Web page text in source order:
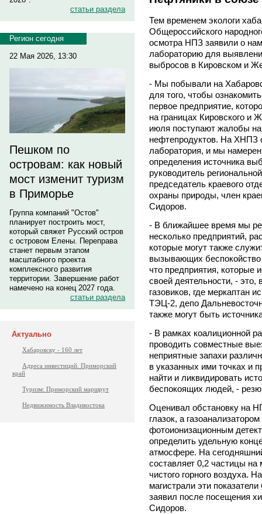
статьи раздела
Регион сегодня
22 Мая 2026, 13:30
Пешком по
островам: как новый
мост изменит туризм
в Приморье
Группа компаний "Остов"
планирует построить мост,
который свяжет Русский остров
с островом Елены. Переправа
станет первым этапом
масштабного проекта
комплексного развития
территории. Завершение работ
намечено на конец 2027 года.
статьи раздела
Актуально
Хабаровску - 160 лет
Адреса инвестиций. Приморский
край
Туризм: Приморский маршрут
Недвижимость Владивостока
Тем временем экологи
Общероссийского
осмотра НПЗ заявили о
лабораторию для
выбросов в Кировском и
- Мы побывали на
для того, чтобы
первое предприятие,
на границах Кировского и
июля поступают жалобы на
нефтепродуктов. На ХНПЗ
лаборатория, и мы
определения источника
руководитель
председатель краевого
охраны природы, член
Сидоров.
- В ближайшее время мы
несколько предприятий,
которые могут также
вызывающих беспокойство
что предприятия, которые
своей деятельности, - это,
газовиков, где меркаптан
ТЭЦ-2, депо
также могут быть
- В рамках коалиционной
проводить совместные
неприятные запахи
в указанных ими точках и
найти и ликвидировать
беспокоящих людей, -
Оценивал обстановку на
глазок, а
фотоионизационным
определить удельную
атмосфере. На
составляет 0,2 частицы на
чистого горного воздуха.
магистрали эти
заявил после посещения
Сидоров.